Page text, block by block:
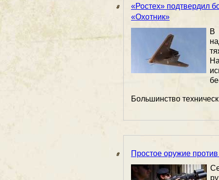
«Ростех» подтвердил
«Охотник»
В
Большинство
Простое оружие